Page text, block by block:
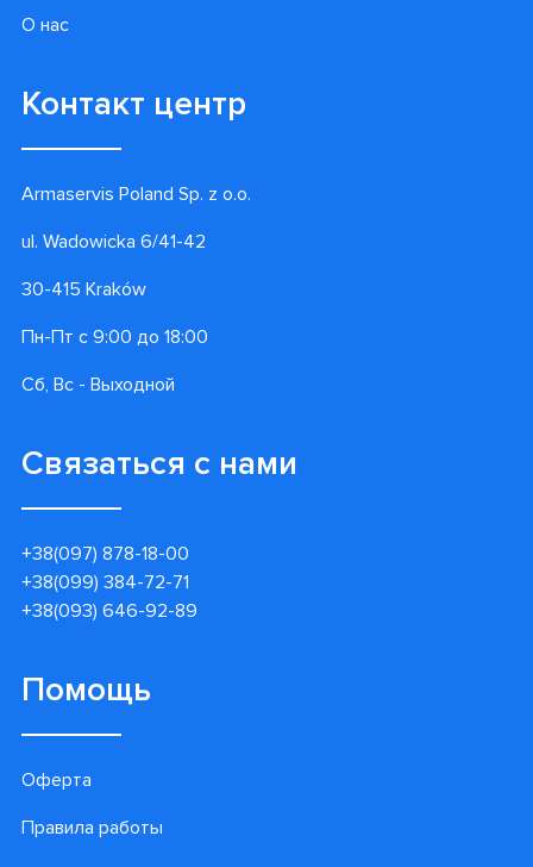
О нас
Контакт центр
Armaservis Poland Sp. z o.o.
ul. Wadowicka 6/41-42
30-415 Kraków
Пн-Пт с 9:00 до 18:00
Сб, Вс - Выходной
Связаться с нами
+38(097) 878-18-00
+38(099) 384-72-71
+38(093) 646-92-89
Помощь
Оферта
Правила работы